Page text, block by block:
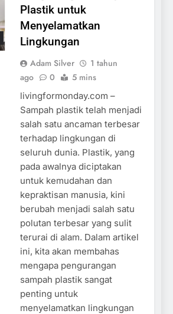
Plastik untuk
Menyelamatkan
Lingkungan
Adam Silver
1 tahun
ago
0 5 mins
livingformonday.com –
Sampah plastik telah menjadi
salah satu ancaman terbesar
terhadap lingkungan di
seluruh dunia. Plastik, yang
pada awalnya diciptakan
untuk kemudahan dan
kepraktisan manusia, kini
berubah menjadi salah satu
polutan terbesar yang sulit
terurai di alam. Dalam artikel
ini, kita akan membahas
mengapa pengurangan
sampah plastik sangat
penting untuk
menyelamatkan lingkungan